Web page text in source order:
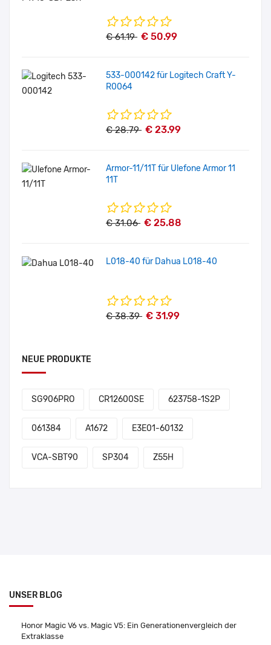
€ 61.19 € 50.99
533-000142 für Logitech Craft Y-
R0064
€ 28.79 € 23.99
Armor-11/11T für Ulefone Armor 11
11T
€ 31.06 € 25.88
L018-40 für Dahua L018-40
€ 38.39 € 31.99
NEUE PRODUKTE
SG906PRO CR12600SE 623758-1S2P
061384 A1672 E3E01-60132
VCA-SBT90 SP304 Z55H
UNSER BLOG
Honor Magic V6 vs. Magic V5: Ein Generationenvergleich der
Extraklasse